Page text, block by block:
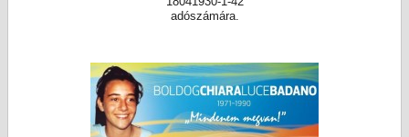
adószámára.